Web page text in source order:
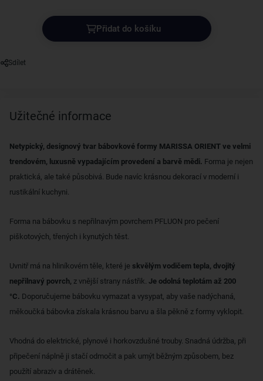
Přidat do košíku
Sdílet
Užitečné informace
Netypický, designový tvar bábovkové formy MARISSA ORIENT ve velmi
trendovém, luxusně vypadajícím provedení a barvě mědi. Forma je nejen
praktická, ale také působivá. Bude navíc krásnou dekorací v moderní i
rustikální kuchyni.
Forma na bábovku s nepřilnavým povrchem PFLUON pro pečení
piškotových, třených i kynutých těst.
Uvnitř má na hliníkovém těle, které je skvělým vodičem tepla, dvojitý
nepřilnavý povrch, z vnější strany nástřik. Je odolná teplotám až 200
°C. Doporučujeme bábovku vymazat a vysypat, aby vaše nadýchaná,
měkoučká bábovka získala krásnou barvu a šla pěkně z formy vyklopit.
Vhodná do elektrické, plynové i horkovzdušné trouby. Snadná údržba, při
připečení náplně ji stačí odmočit a pak umýt běžným způsobem, bez
použítí abraziv a drátěnek.